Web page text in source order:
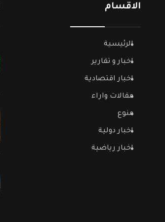
الاقسام
الرئيسية
اخبار و تقارير
اخبار اقتصادية
مقالات واراء
منوع
اخبار دولية
اخبار رياضية